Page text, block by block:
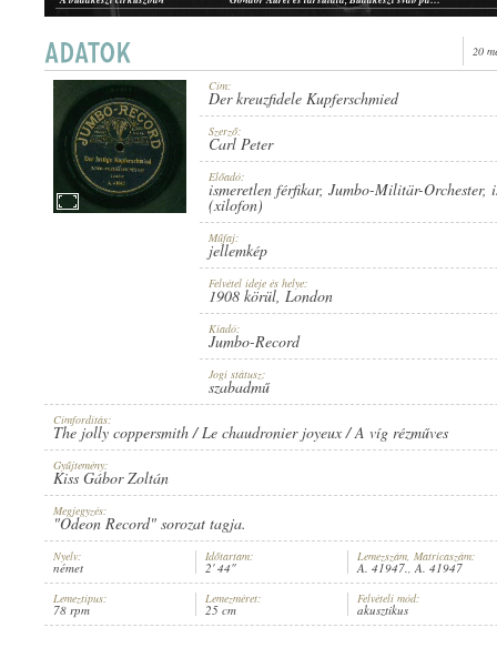
INTERPRET: ISMERETLEN FÉRFIKAR JUMBO-MILITÄR-ORCHESTER
ERSCHEINUNGSJAHR: 1908 KÖRÜL
PLATTENAUFNAHME: A. 41947.
Sevillai táncosnő
ismeretlen zenekar, ismeretlen zenész (xilofon)
Tell Vilmos-fantázia
Juj ez a Macsics
Diadal zenekar, ismeretlen zenész (xilofon)
20
Cím:
Der kreuzfidele Kupferschmied
Szerző:
Carl Peter
Előadó:
ismeretlen férfikar, Jumbo-Militär-Orchester,
(xilofon)
Műfaj:
jellemkép
Felvétel ideje és helye:
1908 körül, London
Kiadó:
Jumbo-Record
Jogi státusz:
szabadmű
Címfordítás:
The jolly coppersmith / Le chaudronier joyeux / A víg rézműves
Gyűjtemény:
Kiss Gábor Zoltán
Megjegyzés:
"Odeon Record" sorozat tagja.
Nyelv:
német
Időtartam:
2' 44"
Lemezszám, Matricaszám:
A. 41947., A. 41947
Lemeztípus:
78 rpm
Lemezméret:
25 cm
Felvételi mód:
akusztikus